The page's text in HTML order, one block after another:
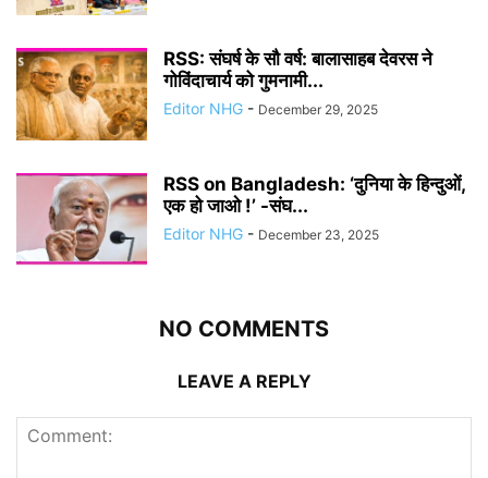
RSS: संघर्ष के सौ वर्ष: बालासाहब देवरस ने
गोविंदाचार्य को गुमनामी...
Editor NHG - December 29, 2025
RSS on Bangladesh: ‘दुनिया के हिन्दुओं,
एक हो जाओ !’ -संघ...
Editor NHG - December 23, 2025
NO COMMENTS
LEAVE A REPLY